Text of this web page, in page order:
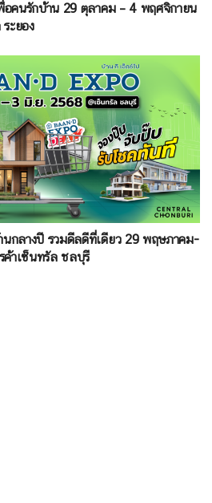
อคนรักบ้าน 29 ตุลาคม – 4 พฤศจิกายน
ะยอง
นกลางปี รวมดีลดีที่เดียว 29 พฤษภาคม-
ค้าเซ็นทรัล ชลบุรี